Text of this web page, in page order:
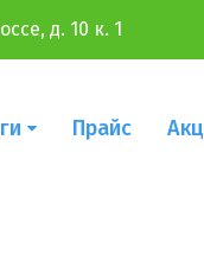
д. 10 к. 1
Прайс